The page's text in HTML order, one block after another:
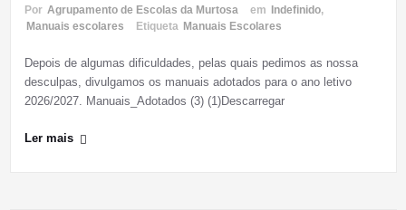
Por Agrupamento de Escolas da Murtosa em Indefinido,
Manuais escolares
Etiqueta Manuais Escolares
Depois de algumas dificuldades, pelas quais pedimos as nossa
desculpas, divulgamos os manuais adotados para o ano letivo
2026/2027. Manuais_Adotados (3) (1)Descarregar
Ler mais